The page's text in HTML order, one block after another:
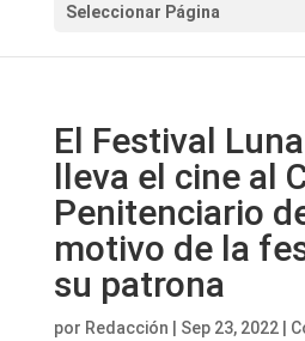
Seleccionar Página
El Festival
lleva el cine al
Penitenciario
motivo de la
su patrona
por Redacción Sep 23, 2022|